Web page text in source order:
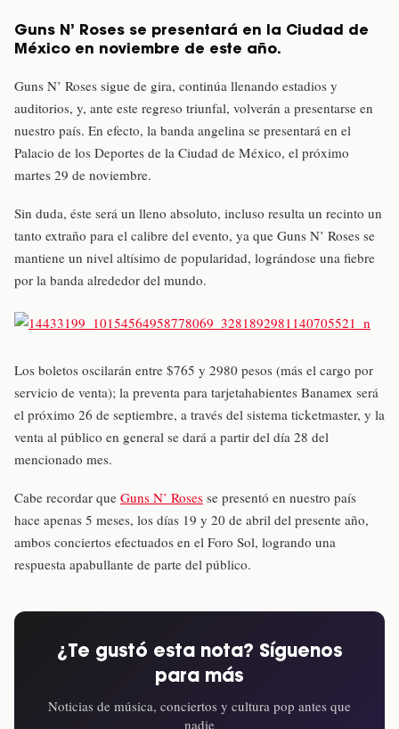
Guns N’ Roses se presentará en la Ciudad de
México en noviembre de este año.
Guns N’ Roses sigue de gira, continúa llenando estadios y
auditorios, y, ante este regreso triunfal, volverán a presentarse en
nuestro país. En efecto, la banda angelina se presentará en el
Palacio de los Deportes de la Ciudad de México, el próximo
martes 29 de noviembre.
Sin duda, éste será un lleno absoluto, incluso resulta un recinto un
tanto extraño para el calibre del evento, ya que Guns N’ Roses se
mantiene un nivel altísimo de popularidad, lográndose una fiebre
por la banda alrededor del mundo.
Los boletos oscilarán entre $765 y 2980 pesos (más el cargo por
servicio de venta); la preventa para tarjetahabientes Banamex será
el próximo 26 de septiembre, a través del sistema ticketmaster, y la
venta al público en general se dará a partir del día 28 del
mencionado mes.
Cabe recordar que Guns N’ Roses se presentó en nuestro país
hace apenas 5 meses, los días 19 y 20 de abril del presente año,
ambos conciertos efectuados en el Foro Sol, logrando una
respuesta apabullante de parte del público.
¿Te gustó esta nota? Síguenos
para más
Noticias de música, conciertos y cultura pop antes que
nadie